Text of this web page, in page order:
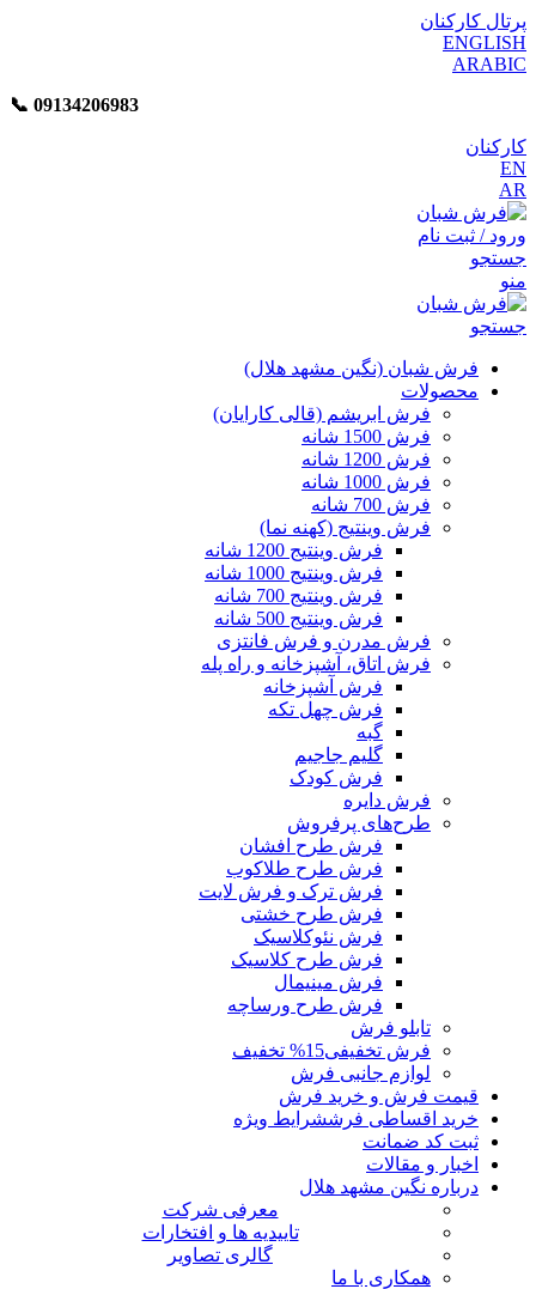
پرتال کارکنان
ENGLISH
ARABIC
📞︁ 09134206983
کارکنان
EN
AR
ورود / ثبت نام
جستجو
منو
جستجو
فرش شبان (نگین مشهد هلال)
محصولات
فرش ابریشم (قالی کارایان)
فرش 1500 شانه
فرش 1200 شانه
فرش 1000 شانه
فرش 700 شانه
فرش وینتیج (کهنه نما)
فرش وینتیج 1200 شانه
فرش وینتیج 1000 شانه
فرش وینتیج 700 شانه
فرش وینتیج 500 شانه
فرش مدرن و فرش فانتزی
فرش اتاق، آشپزخانه و راه پله
فرش آشپزخانه
فرش چهل تکه
گبه
گلیم جاجیم
فرش کودک
فرش دایره
طرح‌های پرفروش
فرش طرح افشان
فرش طرح طلاکوب
فرش ترک و فرش لایت
فرش طرح خشتی
فرش نئوکلاسیک
فرش طرح کلاسیک
فرش مینیمال
فرش طرح ورساچه
تابلو فرش
فرش تخفیفی15% تخفیف
لوازم جانبی فرش
قیمت فرش و خرید فرش
خرید اقساطی فرششرایط ویژه
ثبت کد ضمانت
اخبار و مقالات
درباره نگین مشهد هلال
معرفی شرکت
تاییدیه ها و افتخارات
گالری تصاویر
همکاری با ما